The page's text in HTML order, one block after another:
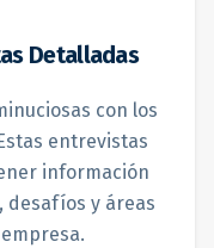
Detalladas
con los
entrevistas
información
desafíos y áreas